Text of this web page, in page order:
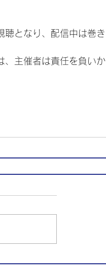
聴となり、配信中は巻き
、主催者は責任を負いか